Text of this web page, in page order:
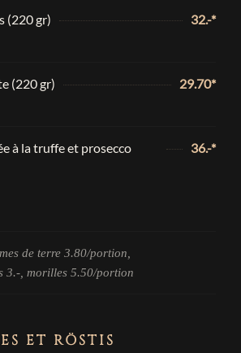
(220 gr) 32.-*
(220 gr) 29.70*
à la truffe et prosecco
36.-*
de terre 3.80/portion,
3.-, morilles 5.50/portion
ET RÖSTIS